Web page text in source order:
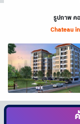
รูปภาพ คอ
Chateau